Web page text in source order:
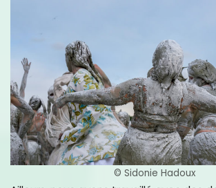
© Sidonie Hadoux